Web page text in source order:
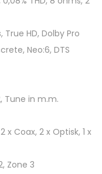
True HD, Dolby Pro
Neo:6, DTS
Tune in m.m.
x Coax, 2 x Optisk, 1 x
Zone 3